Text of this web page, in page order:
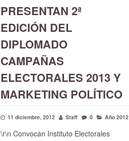
PRESENTAN 2ª
EDICIÓN DEL
DIPLOMADO
CAMPAÑAS
ELECTORALES 2013 Y
MARKETING POLÍTICO
11 diciembre, 2012 Staff 0 Año 2012
\r\n Convocan Instituto Electorales